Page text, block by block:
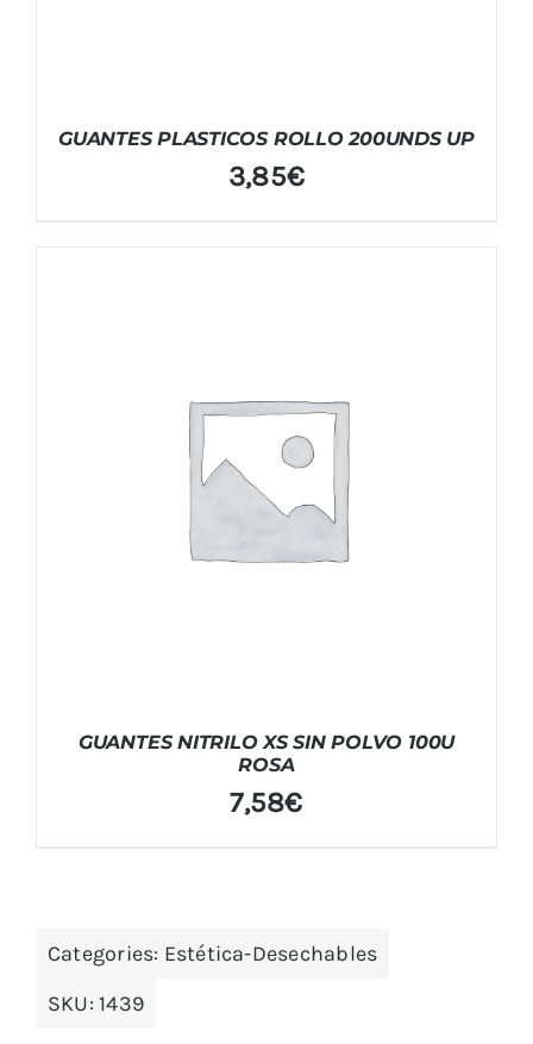
GUANTES PLASTICOS ROLLO 200UNDS UP
3,85€
GUANTES NITRILO XS SIN POLVO 100U
ROSA
7,58€
Categories: Estética-Desechables
SKU:1439